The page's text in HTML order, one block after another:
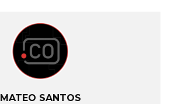
MATEO SANTOS